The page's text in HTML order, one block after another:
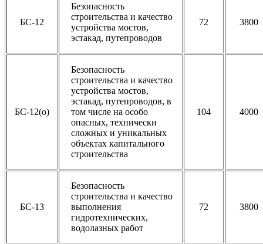
БС-12
Безопасность
строительства и качество
устройства мостов,
эстакад, путепроводов
72 3800
БС-12(о)
Безопасность
строительства и качество
устройства мостов,
эстакад, путепроводов, в
том числе на особо
опасных, технически
сложных и уникальных
объектах капитального
строительства
104 4000
БС-13
Безопасность
строительства и качество
выполнения
гидротехнических,
водолазных работ
72 3800